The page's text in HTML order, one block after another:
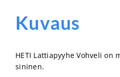
Kuvaus
HETI Lattiapyyhe Vohveli on
sininen.